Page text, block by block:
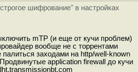
шифрование" в настройках
mTP (и еще от кучи проблем)
вообще не с торрентами
палиться заходами на http/well-known
application firewall до кучи